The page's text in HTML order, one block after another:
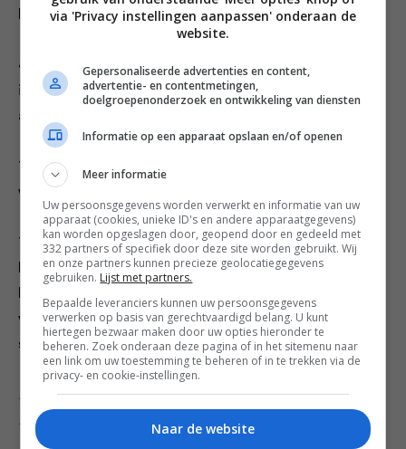
kun je opnieuw uitrollen.
4. Bestrijk de koekjes met het losgeklopte ei en bak ze
in 15-20 minuten goudbruin en gaar. Laat de koekjes
afkoelen op een rooster.
Tip: met poedersuiker in plaats van basterdsuiker
worden de koekjes nog ‘zanderiger’.
Tip: Je kunt de koekjes extra pit geven door
bijvoorbeeld cacaopoeder of speculaaskruiden door
versieren met (gehakte) noten, stemgember of
sukade.
Dit recept komt uit het boek ‘De Koekjesbijbel’ van
Rutger van den Broek (€29,99, Carrera).
via 'Privacy instellingen aanpassen' onderaan de
website.
Gepersonaliseerde advertenties en content,
advertentie- en contentmetingen,
doelgroepenonderzoek en ontwikkeling van diensten
Informatie op een apparaat opslaan en/of openen
Meer informatie
Uw persoonsgegevens worden verwerkt en informatie van uw
apparaat (cookies, unieke ID's en andere apparaatgegevens)
kan worden opgeslagen door, geopend door en gedeeld met
332 partners of specifiek door deze site worden gebruikt. Wij
en onze partners kunnen precieze geolocatiegegevens
gebruiken. Lijst met partners.
Bepaalde leveranciers kunnen uw persoonsgegevens
verwerken op basis van gerechtvaardigd belang. U kunt
hiertegen bezwaar maken door uw opties hieronder te
beheren. Zoek onderaan deze pagina of in het sitemenu naar
een link om uw toestemming te beheren of in te trekken via de
privacy- en cookie-instellingen.
Naar de website